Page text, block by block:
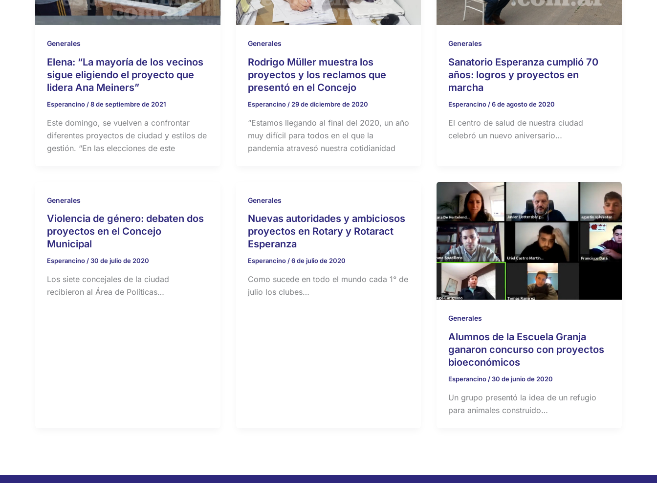
Generales
Elena: “La mayoría de los vecinos
sigue eligiendo el proyecto que
lidera Ana Meiners”
Esperancino /8 de septiembre de 2021
Este domingo, se vuelven a confrontar
diferentes proyectos de ciudad y estilos de
gestión. “En las elecciones de este
Generales
Rodrigo Müller muestra los
proyectos y los reclamos que
presentó en el Concejo
Esperancino / 29 de diciembre de 2020
“Estamos llegando al final del 2020, un año
muy difícil para todos en el que la
pandemia atravesó nuestra cotidianidad
Generales
Sanatorio Esperanza cumplió 70
años: logros y proyectos en
marcha
Esperancino /6 de agosto de 2020
El centro de salud de nuestra ciudad
celebró un nuevo aniversario…
Generales
Violencia de género: debaten dos
proyectos en el Concejo
Municipal
Esperancino/30 de julio de 2020
Los siete concejales de la ciudad
recibieron al Área de Políticas…
Generales
Nuevas autoridades y ambiciosos
proyectos en Rotary y Rotaract
Esperanza
Esperancino/6 de julio de 2020
Como sucede en todo el mundo cada 1° de
julio los clubes…
Generales
Alumnos de la Escuela Granja
ganaron concurso con proyectos
bioeconómicos
Esperancino /30 de junio de 2020
Un grupo presentó la idea de un refugio
para animales construido…